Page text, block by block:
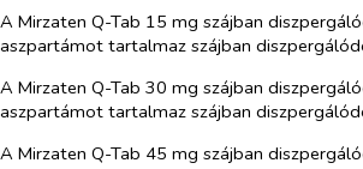
A Mirzaten Q-Tab 15 mg szájban
aszpartámot tartalmaz szájban
A Mirzaten Q-Tab 30 mg szájban
aszpartámot tartalmaz szájban
A Mirzaten Q-Tab 45 mg szájban